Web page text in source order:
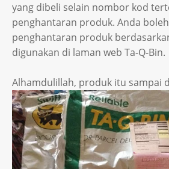
yang dibeli selain nombor kod
penghantaran produk. Anda
penghantaran produk
digunakan di laman web Ta-Q-Bin.
Alhamdulillah, produk itu sampai